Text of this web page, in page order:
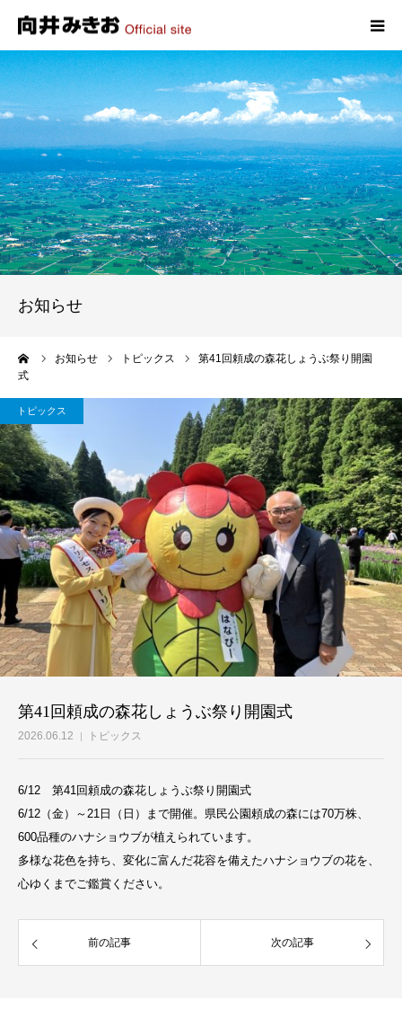
お知らせ
お知らせ トピックス
第41回頼成の森花しょうぶ祭り開園
式
トピックス
第41回頼成の森花しょうぶ祭り開園式
2026.06.12 トピックス
6/12 第41回頼成の森花しょうぶ祭り開園式
6/12（金）～21日（日）まで開催。県民公園頼成の森には70万株、
600品種のハナショウブが植えられています。
多様な花色を持ち、変化に富んだ花容を備えたハナショウブの花を、
心ゆくまでご鑑賞ください。
前の記事 次の記事
HOME
プロフィール
政策
活動報告